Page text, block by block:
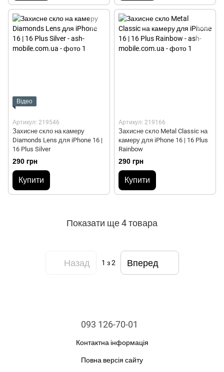
Відео
Артикул: 219546
Захисне скло на камеру
Diamonds Lens для iPhone 16 |
16 Plus Silver
290 грн
Купити
Артикул: 219166
Захисне скло Metal Classic на
камеру для iPhone 16 | 16 Plus
Rainbow
290 грн
Купити
Показати ще 4 товара
Назад 1 з 2 Вперед
093 126-70-01
Контактна інформація
Повна версія сайту